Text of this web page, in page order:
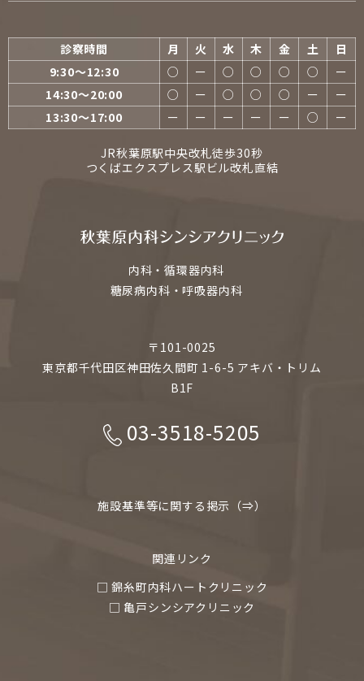
診察時間 月 火 水 木 金 土
日
9:30〜12:30
○ ー ○ ○ ○ ○
ー
14:30〜20:00
○ ー ○ ○ ○ ー
ー
13:30〜17:00
ー ー ー ー ー ○ ー
JR秋葉原駅中央改札徒歩30秒
つくばエクスプレス駅ビル改札直結
内科・循環器内科
糖尿病内科・呼吸器内科
〒101-0025
東京都千代田区神田佐久間町 1-6-5 アキバ・トリム
B1F
03-3518-5205
施設基準等に関する掲示（⇒）
関連リンク
□ 錦糸町内科ハートクリニック
□ 亀戸シンシアクリニック